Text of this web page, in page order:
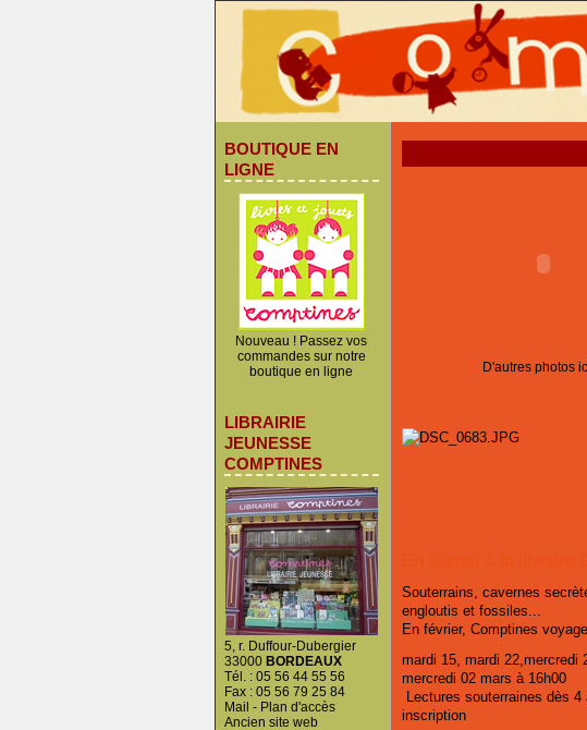
BOUTIQUE EN
LIGNE
Nouveau ! Passez vos
commandes sur notre
boutique en ligne
LIBRAIRIE
JEUNESSE
COMPTINES
5, r. Duffour-Dubergier
33000 BORDEAUX
Tél. : 05 56 44 55 56
Fax : 05 56 79 25 84
Mail - Plan d'accès
Ancien site web
D'autres photos
Souterrains, cavernes
engloutis et fossiles...
En février, Comptines
mardi 15, mardi 22,mercredi
mercredi 02 mars à 16h00
Lectures souterraines dès 4
inscription